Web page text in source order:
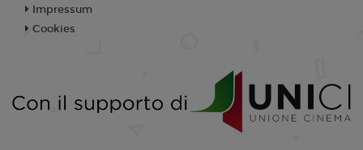
Impressum
Cookies